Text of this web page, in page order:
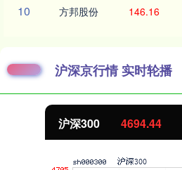
10 方邦股份 146.16
沪深京行情 实时轮播
沪深300 4694.44